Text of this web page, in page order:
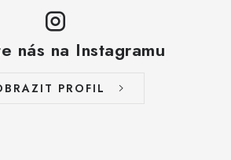
nás na Instagramu
PROFIL